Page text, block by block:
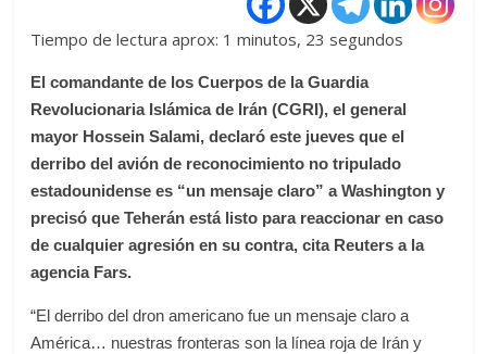
Tiempo de lectura aprox: 1 minutos, 23 segundos
El comandante de los Cuerpos de la Guardia
Revolucionaria Islámica de Irán (CGRI), el general
mayor Hossein Salami, declaró este jueves que el
derribo del avión de reconocimiento no tripulado
estadounidense es “un mensaje claro” a Washington y
precisó que Teherán está listo para reaccionar en caso
de cualquier agresión en su contra, cita Reuters a la
agencia Fars.
“El derribo del dron americano fue un mensaje claro a
América… nuestras fronteras son la línea roja de Irán y